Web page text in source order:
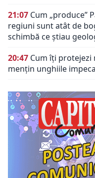
21:07 Cum „produce”
regiuni sunt atât de
schimbă ce știau
20:47 Cum îți protejezi
mențin unghiile